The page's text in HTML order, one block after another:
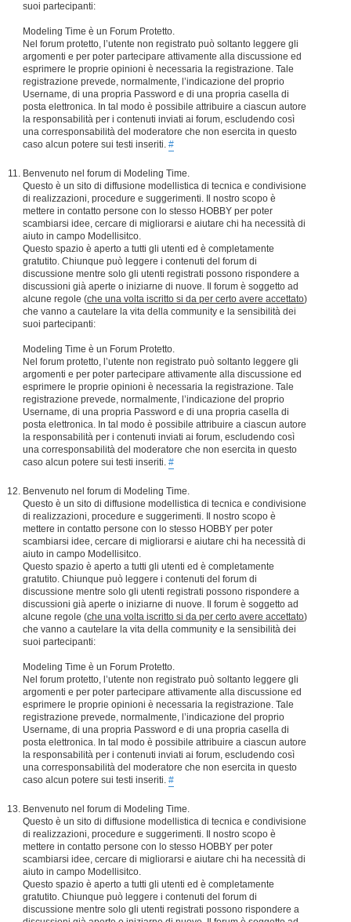
suoi partecipanti:
Modeling Time è un Forum Protetto.
Nel forum protetto, l’utente non registrato può soltanto leggere gli
argomenti e per poter partecipare attivamente alla discussione ed
esprimere le proprie opinioni è necessaria la registrazione. Tale
registrazione prevede, normalmente, l’indicazione del proprio
Username, di una propria Password e di una propria casella di
posta elettronica. In tal modo è possibile attribuire a ciascun autore
la responsabilità per i contenuti inviati ai forum, escludendo così
una corresponsabilità del moderatore che non esercita in questo
caso alcun potere sui testi inseriti. #
Benvenuto nel forum di Modeling Time.
Questo è un sito di diffusione modellistica di tecnica e condivisione
di realizzazioni, procedure e suggerimenti. Il nostro scopo è
mettere in contatto persone con lo stesso HOBBY per poter
scambiarsi idee, cercare di migliorarsi e aiutare chi ha necessità di
aiuto in campo Modellisitco.
Questo spazio è aperto a tutti gli utenti ed è completamente
gratutito. Chiunque può leggere i contenuti del forum di
discussione mentre solo gli utenti registrati possono rispondere a
discussioni già aperte o iniziarne di nuove. Il forum è soggetto ad
alcune regole (che una volta iscritto si da per certo avere accettato)
che vanno a cautelare la vita della community e la sensibilità dei
suoi partecipanti:
Modeling Time è un Forum Protetto.
Nel forum protetto, l’utente non registrato può soltanto leggere gli
argomenti e per poter partecipare attivamente alla discussione ed
esprimere le proprie opinioni è necessaria la registrazione. Tale
registrazione prevede, normalmente, l’indicazione del proprio
Username, di una propria Password e di una propria casella di
posta elettronica. In tal modo è possibile attribuire a ciascun autore
la responsabilità per i contenuti inviati ai forum, escludendo così
una corresponsabilità del moderatore che non esercita in questo
caso alcun potere sui testi inseriti. #
Benvenuto nel forum di Modeling Time.
Questo è un sito di diffusione modellistica di tecnica e condivisione
di realizzazioni, procedure e suggerimenti. Il nostro scopo è
mettere in contatto persone con lo stesso HOBBY per poter
scambiarsi idee, cercare di migliorarsi e aiutare chi ha necessità di
aiuto in campo Modellisitco.
Questo spazio è aperto a tutti gli utenti ed è completamente
gratutito. Chiunque può leggere i contenuti del forum di
discussione mentre solo gli utenti registrati possono rispondere a
discussioni già aperte o iniziarne di nuove. Il forum è soggetto ad
alcune regole (che una volta iscritto si da per certo avere accettato)
che vanno a cautelare la vita della community e la sensibilità dei
suoi partecipanti:
Modeling Time è un Forum Protetto.
Nel forum protetto, l’utente non registrato può soltanto leggere gli
argomenti e per poter partecipare attivamente alla discussione ed
esprimere le proprie opinioni è necessaria la registrazione. Tale
registrazione prevede, normalmente, l’indicazione del proprio
Username, di una propria Password e di una propria casella di
posta elettronica. In tal modo è possibile attribuire a ciascun autore
la responsabilità per i contenuti inviati ai forum, escludendo così
una corresponsabilità del moderatore che non esercita in questo
caso alcun potere sui testi inseriti. #
Benvenuto nel forum di Modeling Time.
Questo è un sito di diffusione modellistica di tecnica e condivisione
di realizzazioni, procedure e suggerimenti. Il nostro scopo è
mettere in contatto persone con lo stesso HOBBY per poter
scambiarsi idee, cercare di migliorarsi e aiutare chi ha necessità di
aiuto in campo Modellisitco.
Questo spazio è aperto a tutti gli utenti ed è completamente
gratutito. Chiunque può leggere i contenuti del forum di
discussione mentre solo gli utenti registrati possono rispondere a